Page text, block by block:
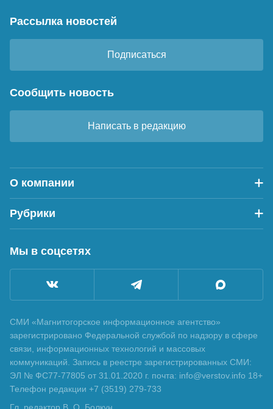
Рассылка новостей
Подписаться
Сообщить новость
Написать в редакцию
О компании
Рубрики
Мы в соцсетях
СМИ «Магнитогорское информационное агентство»
зарегистрировано Федеральной службой по надзору в сфере
связи, информационных технологий и массовых
коммуникаций. Запись в реестре зарегистрированных СМИ:
ЭЛ № ФС77-77805 от 31.01.2020 г. почта: info@verstov.info 18+
Телефон редакции +7 (3519) 279-733
Гл. редактор В. О. Болкун